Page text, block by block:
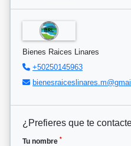
Bienes Raices Linares
+50250145963
¿Prefieres que te
Tu nombre *